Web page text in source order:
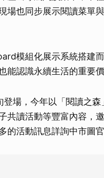
場也同步展示閱讀菜單
模組化展示系統搭建而
認識永續生活的重要價
場，今年以「閱讀之森
共讀活動等豐富內容，
活動訊息詳詢中市圖官